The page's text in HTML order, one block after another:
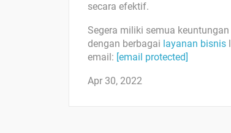
secara efektif.
Segera miliki semua keuntungan
dengan berbagai layanan bisnis
email: [email protected]
Apr 30, 2022